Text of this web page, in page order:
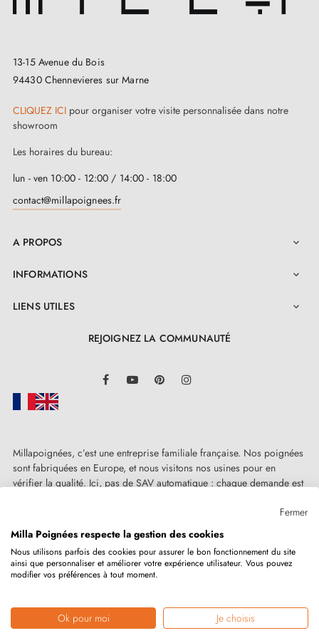
entre
six couleurs
pour personnaliser votre maison ou
teinte apporte son propre charme. Choisissez celle qui
correspond le mieux à votre ambiance intérieure.
Complétez votre choix avec les rosaces assortiesqui
sont disponibles sur cette même page, pour une
parfaite harmonie. L'ensemble de nos options est à
votre disposition pour vous aider à créer une
atmosphère qui vous est unique.
Conçue pour résister, la poignée en chrome satiné est
d'aluminium
durabilité exceptionnelle. De plus, elle est équipée
manipulation agréable et fiable. Ainsi, vous pouvez
compter sur unepoignée résistante et durable, jour
après jour
porte en chrome satinéRAFLESIA représente un
investissement sûr. Son installation est simplifiée par le
jointes". De plus, l'entretien de cette poignée se fait en
toute facilité, ce qui assure la conservation de son
éclat au fil du temps. Offrez-vous une poignée de
votre budget.
13-15 Avenue du Bois
94430 Chennevieres sur Marne
CLIQUEZ ICI pour organiser votre visite personnalisée dans notre
showroom
Les horaires du bureau:
lun - ven 10:00 - 12:00 / 14:00 - 18:00
contact@millapoignees.fr
A PROPOS 
INFORMATIONS 
LIENS UTILES 
REJOIGNEZ LA COMMUNAUTÉ
FacebookYouTube Pinterest
Millapoignées, c’est une entreprise familiale française. Nos poignées
sont fabriquées en Europe, et nous visitons nos usines pour en
vérifier la qualité. Ici, pas de SAV automatique : chaque demande est
Copyright © 2026MILLA POIGNEESTous droits réservés.
Marchand approuvé par la Société des Avis Garantis,cliquez ici pour
Fermer
Milla Poignées respecte la gestion des cookies
Nous utilisons parfois des cookies pour assurer le bon fonctionnement du site
ainsi que personnaliser et améliorer votre expérience utilisateur. Vous pouvez
modifier vos préférences à tout moment.
Ok pour moi Je choisis